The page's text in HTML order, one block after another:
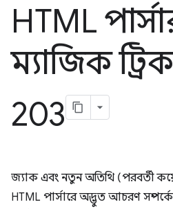
HTML
ম্যাজিক
203
জ্যাক এবং নতুন অতিথি (পরবর্তী
HTML পার্সারে অদ্ভুত আচরণ